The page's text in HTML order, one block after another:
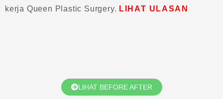
kerja Queen Plastic Surgery. LIHAT ULASAN
LIHAT BEFORE AFTER